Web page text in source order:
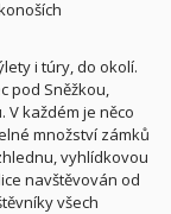
i túry, do okolí.
pod Sněžkou,
V každém je něco
množství zámků
vyhlídkovou
navštěvován od
všech